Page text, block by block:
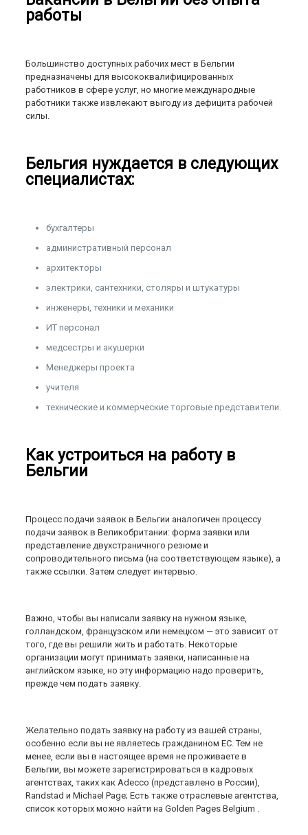
работы
Большинство доступных рабочих мест в Бельгии
предназначены для высококвалифицированных
работников в сфере услуг, но многие международные
работники также извлекают выгоду из дефицита рабочей
силы.
Бельгия нуждается в следующих
специалистах:
бухгалтеры
административный персонал
архитекторы
электрики, сантехники, столяры и штукатуры
инженеры, техники и механики
ИТ персонал
медсестры и акушерки
Менеджеры проекта
учителя
технические и коммерческие торговые представители.
Как устроиться на работу в
Бельгии
Процесс подачи заявок в Бельгии аналогичен процессу
подачи заявок в Великобритании: форма заявки или
представление двухстраничного резюме и
сопроводительного письма (на соответствующем языке), а
также ссылки. Затем следует интервью.
Важно, чтобы вы написали заявку на нужном языке,
голландском, французском или немецком — это зависит от
того, где вы решили жить и работать. Некоторые
организации могут принимать заявки, написанные на
английском языке, но эту информацию надо проверить,
прежде чем подать заявку.
Желательно подать заявку на работу из вашей страны,
особенно если вы не являетесь гражданином ЕС. Тем не
менее, если вы в настоящее время не проживаете в
Бельгии, вы можете зарегистрироваться в кадровых
агентствах, таких как Adecco (представлено в России),
Randstad и Michael Page; Есть также отраслевые агентства,
список которых можно найти на Golden Pages Belgium .